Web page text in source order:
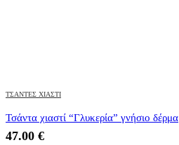
ΤΣΑΝΤΕΣ ΧΙΑΣΤΙ
Τσάντα χιαστί “Γλυκερία” γνήσιο δέρμα
47.00 €